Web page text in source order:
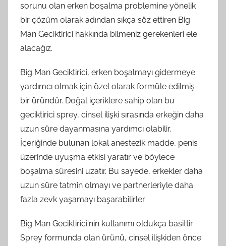
sorunu olan erken boşalma problemine yönelik
bir çözüm olarak adından sıkça söz ettiren Big
Man Geciktirici hakkında bilmeniz gerekenleri ele
alacağız.
Big Man Geciktirici, erken boşalmayı gidermeye
yardımcı olmak için özel olarak formüle edilmiş
bir üründür. Doğal içeriklere sahip olan bu
geciktirici sprey, cinsel ilişki sırasında erkeğin daha
uzun süre dayanmasına yardımcı olabilir.
İçeriğinde bulunan lokal anestezik madde, penis
üzerinde uyuşma etkisi yaratır ve böylece
boşalma süresini uzatır. Bu sayede, erkekler daha
uzun süre tatmin olmayı ve partnerleriyle daha
fazla zevk yaşamayı başarabilirler.
Big Man Geciktirici'nin kullanımı oldukça basittir.
Sprey formunda olan ürünü, cinsel ilişkiden önce